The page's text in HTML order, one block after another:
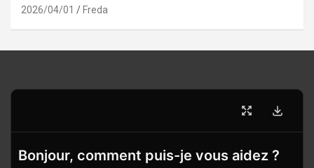
2026/04/01 Freda
Bonjour, comment puis-je vous aidez ?